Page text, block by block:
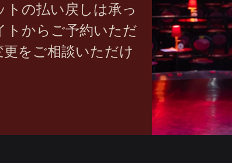
トの払い戻しは承っ
トからご予約いただ
をご相談いただけ